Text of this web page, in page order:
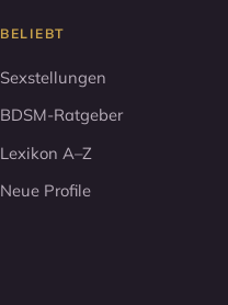
BELIEBT
Sexstellungen
BDSM-Ratgeber
Lexikon A–Z
Neue Profile